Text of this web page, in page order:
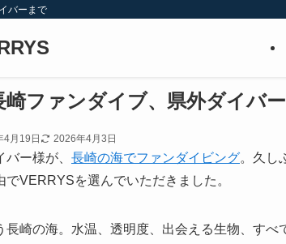
バーまで
崎ファンダイブ、県外ダイバ
4月19日 2026年4月3日
ー様が、 長崎の海でファンダイビング。久し
VERRYSを選んでいただきました。
長崎の海。水温、透明度、出会える生物、すべ